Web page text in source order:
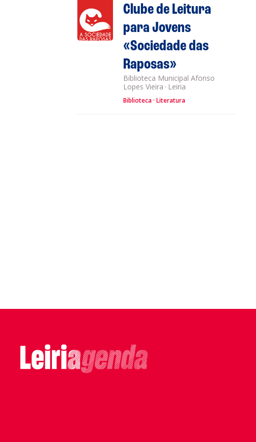
Clube de Leitura
para Jovens
«Sociedade das
Raposas»
Biblioteca Municipal Afonso
Lopes Vieira · Leiria
Biblioteca Literatura